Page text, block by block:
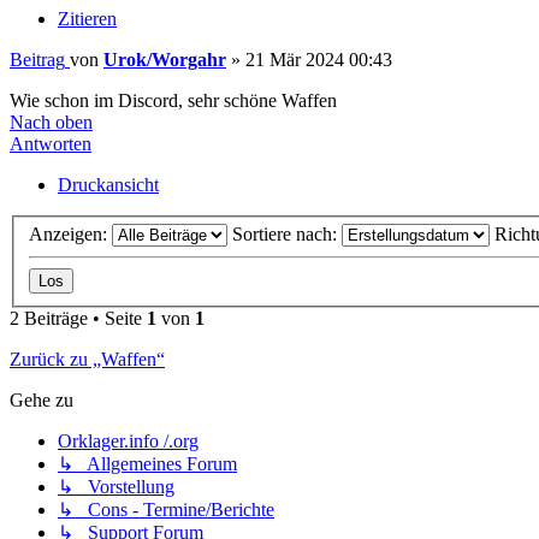
Zitieren
Beitrag von Urok/Worgahr » 21 Mär 2024 00:43
Wie schon im Discord, sehr schöne Waffen
Nach oben
Antworten
Druckansicht
Anzeigen: Sortiere nach:
2 Beiträge • Seite 1 von 1
Zurück zu „Waffen“
Gehe zu
Orklager.info /.org
↳ Allgemeines Forum
↳ Vorstellung
↳ Cons - Termine/Berichte
↳ Support Forum